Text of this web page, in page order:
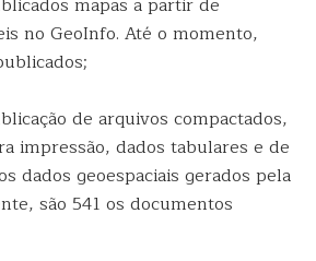
no GeoInfo. Até o momento,
de arquivos compactados,
impressão, dados tabulares e de
dados geoespaciais gerados pela
são 541 os documentos